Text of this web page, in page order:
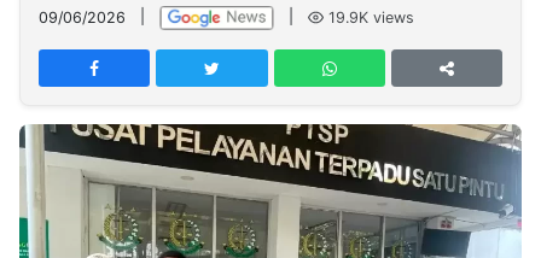
Network
PT
TREETAN
INDONESIA
Partner
09/06/2026 19.9K views